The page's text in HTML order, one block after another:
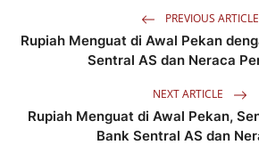
PREVIOUS ARTICLE
Rupiah Menguat di Awal Pekan
Sentral AS dan Neraca
NEXT ARTICLE
Rupiah Menguat di Awal Pekan,
Bank Sentral AS dan